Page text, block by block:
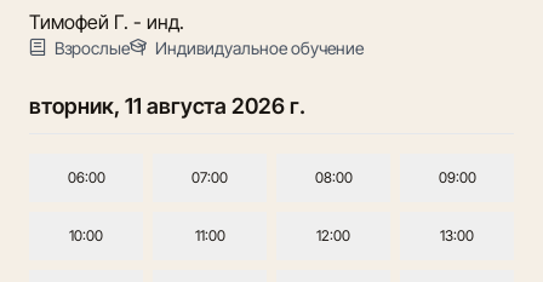
Тимофей Г. - инд.
Взрослые Индивидуальное обучение
вторник, 11 августа 2026 г.
06:00 07:00 08:00 09:00
10:00 11:00 12:00 13:00